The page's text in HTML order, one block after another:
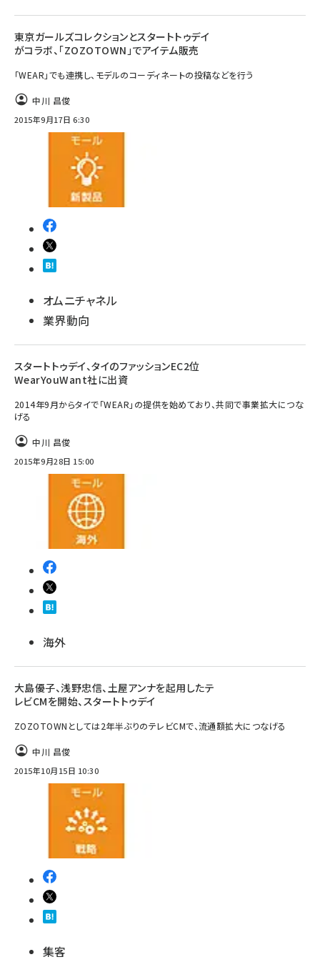
東京ガールズコレクションとスタートトゥデイ
がコラボ、「ZOZOTOWN」でアイテム販売
「WEAR」でも連携し、モデルのコーディネートの投稿などを行う
中川 昌俊
2015年9月17日 6:30
オムニチャネル
業界動向
スタートトゥデイ、タイのファッションEC2位
WearYouWant社に出資
2014年9月からタイで「WEAR」の提供を始めており、共同で事業拡大につな
げる
中川 昌俊
2015年9月28日 15:00
海外
大島優子、浅野忠信、土屋アンナを起用したテ
レビCMを開始、スタートトゥデイ
ZOZOTOWNとしては2年半ぶりのテレビCMで、流通額拡大につなげる
中川 昌俊
2015年10月15日 10:30
集客